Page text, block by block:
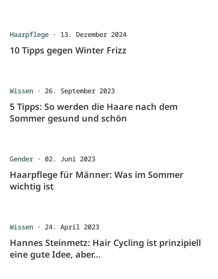
Haarpflege · 13. Dezember 2024
10 Tipps gegen Winter Frizz
Wissen · 26. September 2023
5 Tipps: So werden die Haare nach dem
Sommer gesund und schön
Gender · 02. Juni 2023
Haarpflege für Männer: Was im Sommer
wichtig ist
Wissen · 24. April 2023
Hannes Steinmetz: Hair Cycling ist prinzipiell
eine gute Idee, aber…